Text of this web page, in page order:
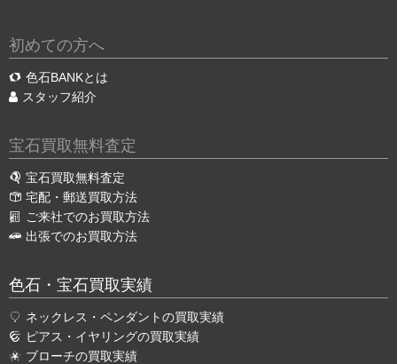
初めての方へ
色石BANKとは
スタッフ紹介
宝石買取無料査定
宝石買取無料査定
宅配・郵送買取方法
ご来社でのお買取方法
出張でのお買取方法
色石・宝石買取実績
ネックレス・ペンダントの買取実績
ピアス・イヤリングの買取実績
ブローチの買取実績